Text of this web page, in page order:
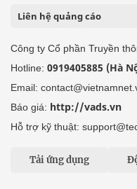
Liên hệ quảng cáo
Công ty Cổ phần Truyền
Hotline: 0919405885 (Hà
Email:
Báo giá: http://vads.vn
Hỗ trợ kỹ thuật:
Tải ứng dụng